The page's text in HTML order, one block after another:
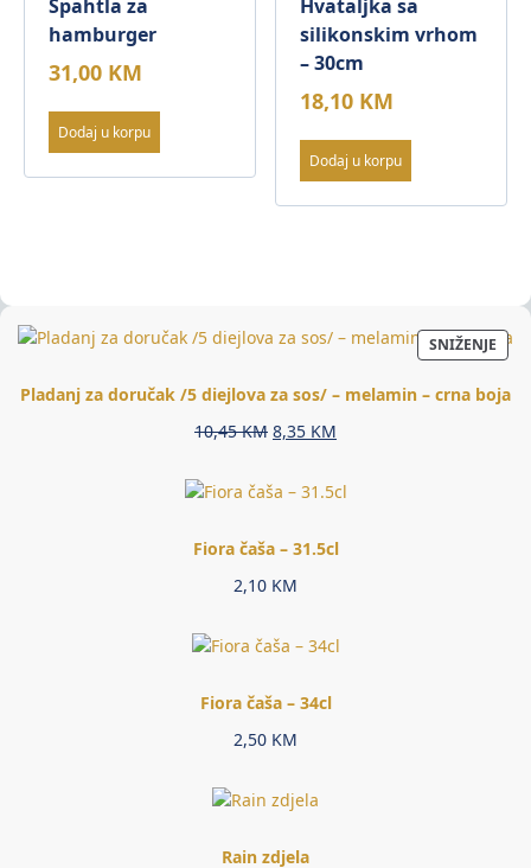
Špahtla za
hamburger
31,00 KM
Dodaj u korpu
Hvataljka sa
silikonskim vrhom
– 30cm
18,10 KM
Dodaj u korpu
SNIŽENJE
NA
Pladanj za doručak /5 diejlova za sos/ – melamin – crna boja
10,45KM Original
was:
10,45 KM.
8,35 KM
is:
8,35 KM.
Fiora čaša – 31.5cl
2,10 KM
Fiora čaša – 34cl
2,50 KM
Rain zdjela